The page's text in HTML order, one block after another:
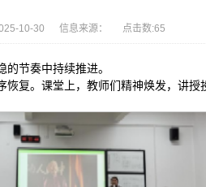
10-30 信息来源： 点击数:65
节奏中持续推进。
复。课堂上，教师们精神焕发，讲